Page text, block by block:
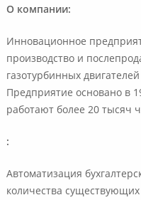
О компании:
Инновационное
производство и
газотурбинных
Предприятие основано в
работают более 20 тысяч
:
Автоматизация
количества